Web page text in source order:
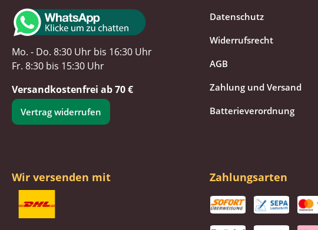
Mo. - Do. 8:30 Uhr bis 16:30 Uhr
Fr. 8:30 bis 15:30 Uhr
Versandkostenfrei ab 70 €
Vertrag widerrufen
Datenschutz
Widerrufsrecht
AGB
Zahlung und Versand
Batterieverordnung
Wir versenden mit Zahlungsarten